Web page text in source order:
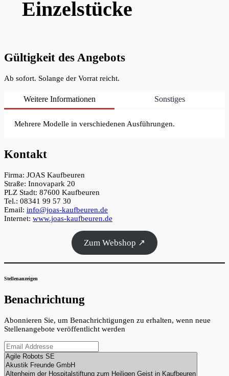
Einzelstücke
Gültigkeit des Angebots
Ab sofort. Solange der Vorrat reicht.
Weitere Informationen Sonstiges
Mehrere Modelle in verschiedenen Ausführungen.
Kontakt
Firma: JOAS Kaufbeuren
Straße: Innovapark 20
PLZ Stadt: 87600 Kaufbeuren
Tel.: 08341 99 57 30
Email: info@joas-kaufbeuren.de
Internet: www.joas-kaufbeuren.de
Zum Webshop ↗
Stellenanzeigen
Benachrichtung
Abonnieren Sie, um Benachrichtigungen zu erhalten, wenn neue
Stellenangebote veröffentlicht werden